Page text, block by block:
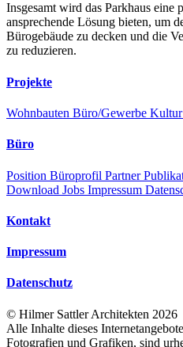
Insgesamt wird das Parkhaus eine
ansprechende Lösung bieten, um
Bürogebäude zu decken und die
zu reduzieren.
Projekte
Wohnbauten Büro/Gewerbe Kultur
Büro
Position Büroprofil Partner
Download Jobs Impressum
Kontakt
Impressum
Datenschutz
© Hilmer Sattler Architekten 2026
Alle Inhalte dieses
Fotografien und Grafiken, sind